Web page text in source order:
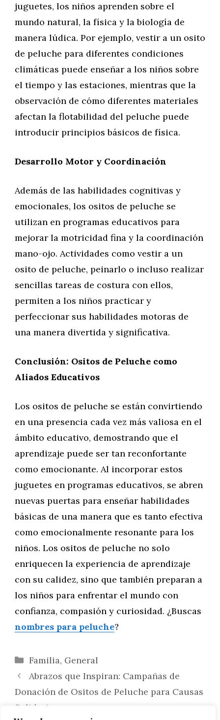
juguetes, los niños aprenden sobre el
mundo natural, la física y la biología de
manera lúdica. Por ejemplo, vestir a un osito
de peluche para diferentes condiciones
climáticas puede enseñar a los niños sobre
el tiempo y las estaciones, mientras que la
observación de cómo diferentes materiales
afectan la flotabilidad del peluche puede
introducir principios básicos de física.
Desarrollo Motor y Coordinación
Además de las habilidades cognitivas y
emocionales, los ositos de peluche se
utilizan en programas educativos para
mejorar la motricidad fina y la coordinación
mano-ojo. Actividades como vestir a un
osito de peluche, peinarlo o incluso realizar
sencillas tareas de costura con ellos,
permiten a los niños practicar y
perfeccionar sus habilidades motoras de
una manera divertida y significativa.
Conclusión: Ositos de Peluche como
Aliados Educativos
Los ositos de peluche se están convirtiendo
en una presencia cada vez más valiosa en el
ámbito educativo, demostrando que el
aprendizaje puede ser tan reconfortante
como emocionante. Al incorporar estos
juguetes en programas educativos, se abren
nuevas puertas para enseñar habilidades
básicas de una manera que es tanto efectiva
como emocionalmente resonante para los
niños. Los ositos de peluche no solo
enriquecen la experiencia de aprendizaje
con su calidez, sino que también preparan a
los niños para enfrentar el mundo con
confianza, compasión y curiosidad. ¿Buscas
nombres para peluche?
Categorías
Familia, General
Abrazos que Inspiran: Campañas de
Donación de Ositos de Peluche para Causas
Solidarias